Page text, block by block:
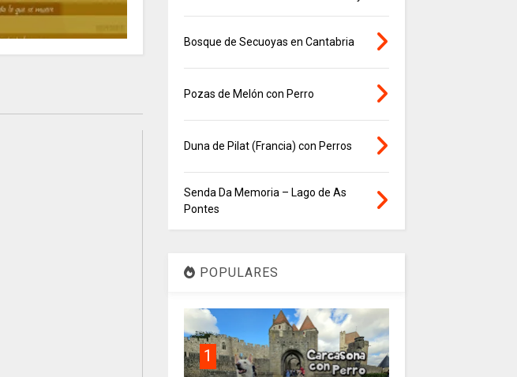
Bosque de Secuoyas en Cantabria
Pozas de Melón con Perro
Duna de Pilat (Francia) con Perros
Senda Da Memoria – Lago de As
Pontes
POPULARES
1